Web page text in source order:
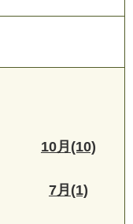
10月(10)
7月(1)